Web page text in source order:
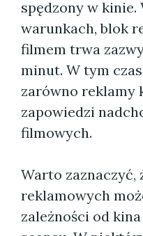
spędzony w
warunkach, blok
filmem trwa
minut. W tym
zarówno reklamy
zapowiedzi
filmowych.
Warto zaznaczyć,
reklamowych
zależności od